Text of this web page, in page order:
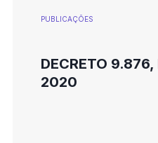
PUBLICAÇÕES
DECRETO 9.876,
2020